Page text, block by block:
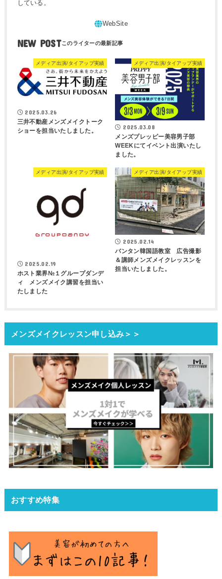
している。
NEW POST
メディア出演/タイアップ実績
2025.03.26
三井不動産メンズメイクトーク
ショーを担当いたしました。
メディア出演/タイアップ実績
2025.03.08
メンズプレッピー美容男子部
WEEKにてイベント出演いたし
ました。
メディア出演/タイアップ実績
2025.02.19
ホスト業界№１グループダンデ
ィ メンズメイク講習を担当い
たしました
メディア出演/タイアップ実績
2025.02.14
バンタン韓国語教室 広告撮影
＆講師メンズメイクレッスンを
担当いたしました。
メンズメイクレッスン申し込み＞＞
おすすめ特集